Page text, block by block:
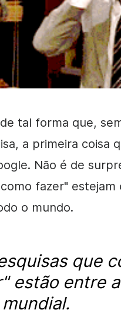
tal forma que,
a primeira coisa
Não é de
como fazer" estejam
o mundo.
que
" estão entre